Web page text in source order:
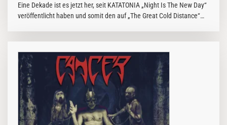
Eine Dekade ist es jetzt her, seit KATATONIA „Night Is The New Day“
veröffentlicht haben und somit den auf „The Great Cold Distance“